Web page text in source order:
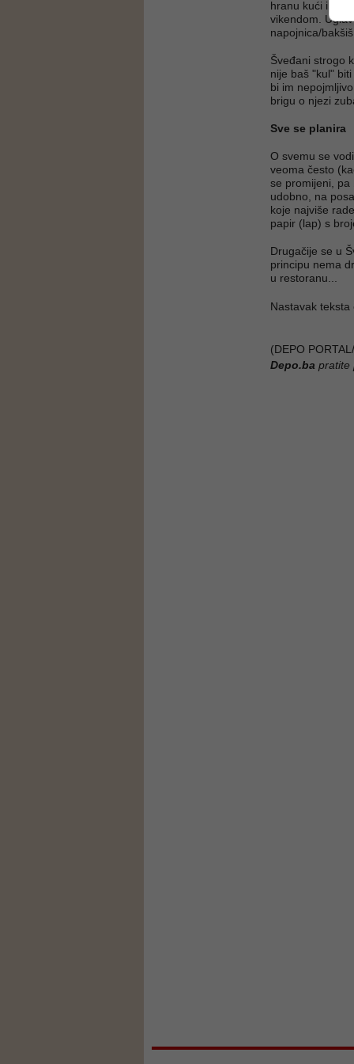
hranu kući ili
vikendom.
napojnica/bakšiš.
Šveđani strogo
nije baš "kul"
bi im
brigu o njezi
Sve se planira
O svemu se
veoma često
se promijeni, pa
udobno, na
koje najviše
papir (lap) s
Drugačije se u
principu nema
u restoranu...
Nastavak teksta
(DEPO
Depo.ba pratite